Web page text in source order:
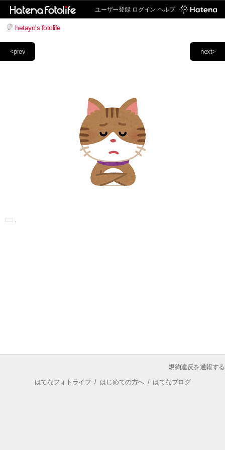
ユーザー登録 ログイン ヘルプ
hetayo's fotolife
next>
<prev
規約違反を通報する
はてなフォトライフ / はじめての方へ/ はてなブログ